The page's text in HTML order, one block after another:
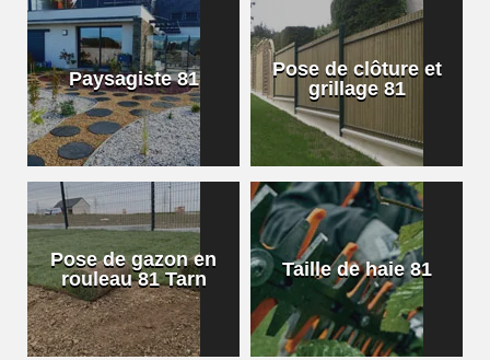
Paysagiste 81
Pose de clôture et
grillage 81
Pose de gazon en
rouleau 81 Tarn
Taille de haie 81